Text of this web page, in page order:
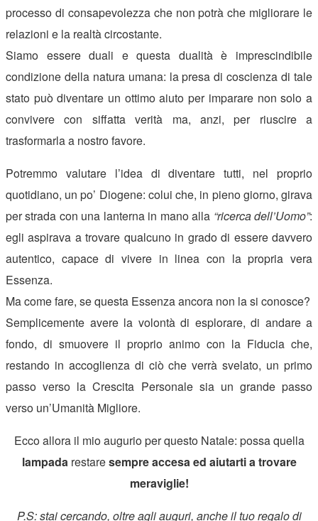
processo di consapevolezza che non potrà che migliorare le
relazioni e la realtà circostante.
Siamo essere duali e questa dualità è imprescindibile
condizione della natura umana: la presa di coscienza di tale
stato può diventare un ottimo aiuto per imparare non solo a
convivere con siffatta verità ma, anzi, per riuscire a
trasformarla a nostro favore.
Potremmo valutare l’idea di diventare tutti, nel proprio
quotidiano, un po’ Diogene: colui che, in pieno giorno, girava
per strada con una lanterna in mano alla “ricerca dell’Uomo”:
egli aspirava a trovare qualcuno in grado di essere davvero
autentico, capace di vivere in linea con la propria vera
Essenza.
Ma come fare, se questa Essenza ancora non la si conosce?
Semplicemente avere la volontà di esplorare, di andare a
fondo, di smuovere il proprio animo con la Fiducia che,
restando in accoglienza di ciò che verrà svelato, un primo
passo verso la Crescita Personale sia un grande passo
verso un’Umanità Migliore.
Ecco allora il mio augurio per questo Natale: possa quella
lampada restaresempre accesa ed aiutarti a trovare
meraviglie!
P.S: stai cercando, oltre agli auguri, anche il tuo regalo di